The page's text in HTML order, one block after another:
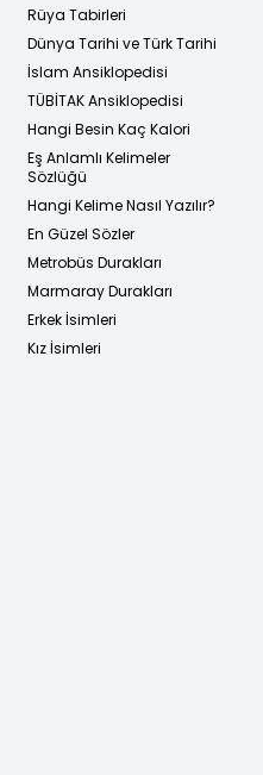
Rüya Tabirleri
Dünya Tarihi ve Türk Tarihi
İslam Ansiklopedisi
TÜBİTAK Ansiklopedisi
Hangi Besin Kaç Kalori
Eş Anlamlı Kelimeler
Sözlüğü
Hangi Kelime Nasıl Yazılır?
En Güzel Sözler
Metrobüs Durakları
Marmaray Durakları
Erkek İsimleri
Kız İsimleri